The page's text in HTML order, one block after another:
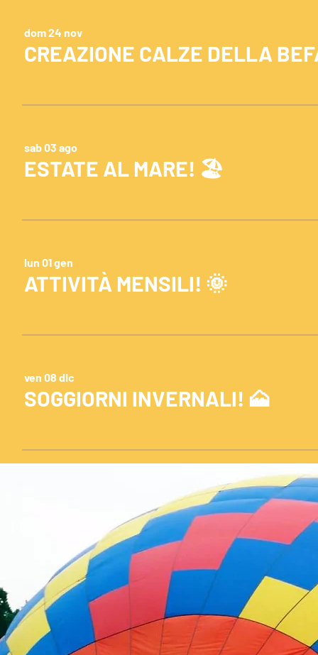
dom 24 nov
CREAZIONE CALZE DELLA
sab 03 ago
ESTATE AL MARE! 🏖
lun 01 gen
ATTIVITÀ MENSILI! 🌞
ven 08 dic
SOGGIORNI INVERNALI! 🗻